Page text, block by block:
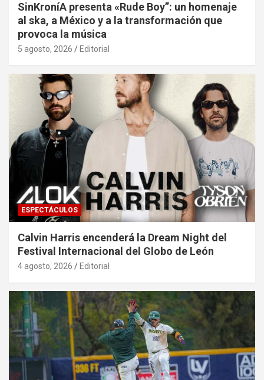
SinKroníA presenta «Rude Boy”: un homenaje
al ska, a México y a la transformación que
provoca la música
5 agosto, 2026 Editorial
ESPECTÁCULOS
Calvin Harris encenderá la Dream Night del
Festival Internacional del Globo de León
4 agosto, 2026 Editorial